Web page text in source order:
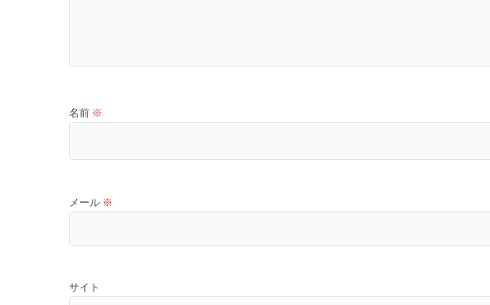
名前 ※
メール ※
サイト